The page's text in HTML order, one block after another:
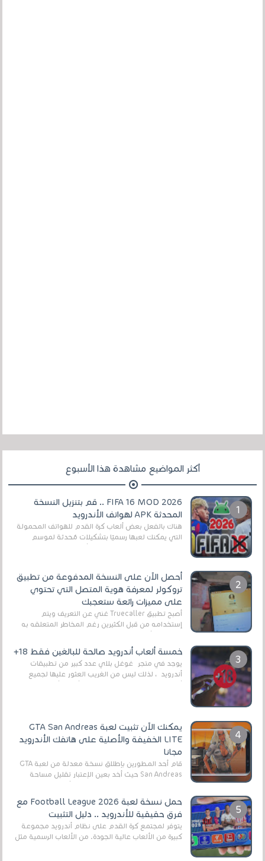
أكثر المواضيع مشاهدة هذا الأسبوع
FIFA 16 MOD 2026 .. قم بتنزيل النسخة
المحدثة APK لهواتف الأندرويد
هناك بالفعل بعض ألعاب كرة القدم للهواتف المحمولة
التي يمكنك لعبها رسميًا بتشكيلات مُحدثة لموسم
أحصل الآن على النسخة المدفوعة من تطبيق
تروكولر لمعرفة هوية المتصل التي تحتوي
على مميزات رائعة ستعجبك
أصبح تطبيق Truecaller غني عن التعريف ويتم
إستخدامه من قبل الكثيرين رغم المخاطر المتعلقه به
خمسة ألعاب أندرويد صالحة للبالغين فقط 18+
يوجد في متجر غوغل بلاي عدد كبير من تطبيقات
أندرويد ، لذلك ليس من الغريب العثور عليها لجميع
يمكنك الآن تثبيت لعبة GTA San Andreas
LITE الخفيفة والأصلية على هاتفك الأندرويد
مجانا
قام أحد المطورين بإطلاق نسخة معدلة من لعبة GTA
San Andreas حيث أخد بعين الإعتبار تقليل مساحة
حمل نسخة لعبة Football League 2026 مع
فرق حقيقية للأندرويد .. دليل التثبيت
يتوفر لمجتمع كرة القدم على نظام أندرويد مجموعة
كبيرة من الألعاب عالية الجودة. من الألعاب الرسمية مثل